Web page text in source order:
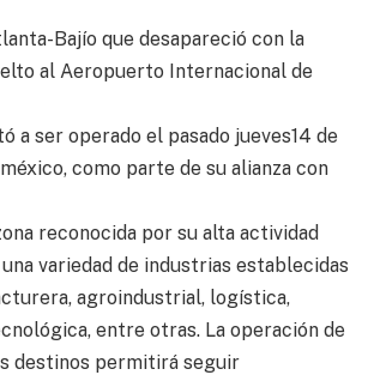
Bajío que desapareció con la
al Aeropuerto Internacional de
a ser operado el pasado jueves14 de
como parte de su alianza con
reconocida por su alta actividad
variedad de industrias establecidas
agroindustrial, logística,
entre otras. La operación de
destinos permitirá seguir